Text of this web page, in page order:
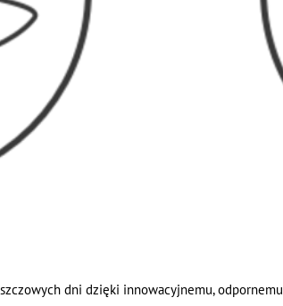
dni dzięki innowacyjnemu,